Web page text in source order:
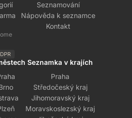
Seznamování
Nápověda k seznamce
Kontakt
Seznamka v krajích
Praha
Středočeský kraj
Jihomoravský kraj
Moravskoslezský kraj